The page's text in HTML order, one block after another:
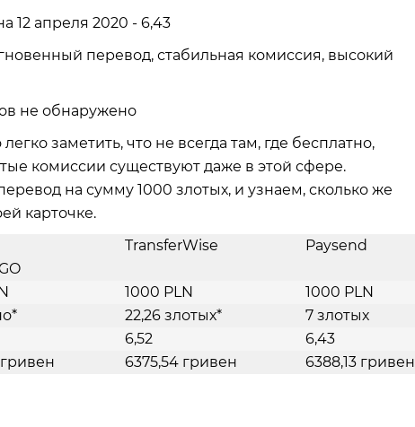
12 апреля 2020 - 6,43
перевод, стабильная комиссия, высокий
не обнаружено
легко заметить, что не всегда там, где бесплатно,
комиссии существуют даже в этой сфере.
на сумму 1000 злотых, и узнаем, сколько же
карточке.
TransferWise Paysend
1000 PLN
1000 PLN
22,26 злотых*
7 злотых
6,52
6,43
6375,54 гривен 6388,13 гривен